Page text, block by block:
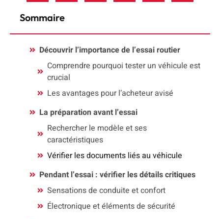
Sommaire
Découvrir l’importance de l’essai routier
Comprendre pourquoi tester un véhicule est
crucial
Les avantages pour l’acheteur avisé
La préparation avant l’essai
Rechercher le modèle et ses
caractéristiques
Vérifier les documents liés au véhicule
Pendant l’essai : vérifier les détails critiques
Sensations de conduite et confort
Électronique et éléments de sécurité